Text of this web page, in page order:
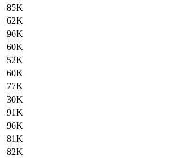
85K
62K
96K
60K
52K
60K
77K
30K
91K
96K
81K
82K